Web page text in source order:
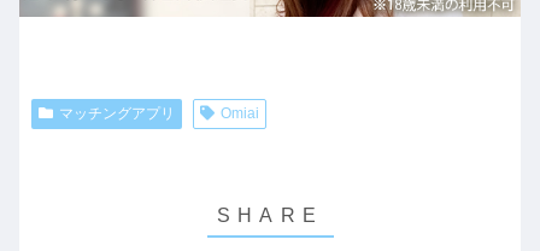
マッチングアプリ Omiai